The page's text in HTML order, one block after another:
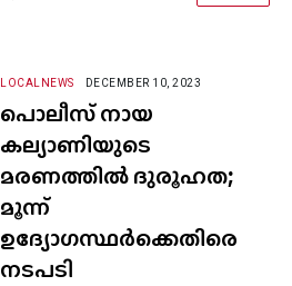
LOCALNEWS DECEMBER 10, 2023
പൊലീസ് നായ
കല്യാണിയുടെ
മരണത്തില്‍ ദുരൂഹത;
മൂന്ന്
ഉദ്യോഗസ്ഥര്‍ക്കെതിരെ
നടപടി